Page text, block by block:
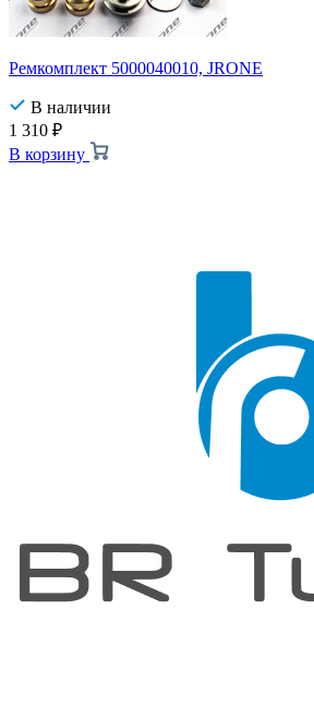
Ремкомплект 5000040010, JRONE
В наличии
1 310 ₽
В корзину